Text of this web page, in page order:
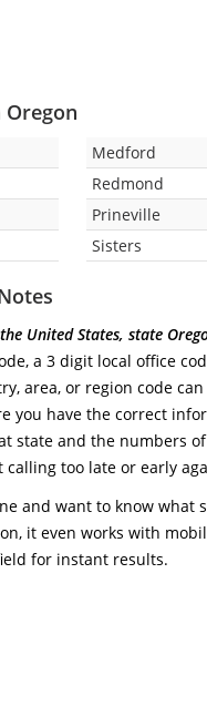
Oregon
Medford
Redmond
Prineville
Sisters
the United States, state
a 3 digit local office
area, or region code
you have the correct
state and the numbers
calling too late or early
and want to know what
it even works with
for instant results.